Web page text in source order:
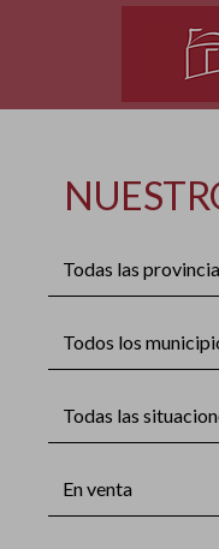
Todas las
Todos los
Todas las
En venta